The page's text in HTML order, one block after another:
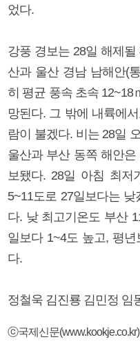
었다.
강풍 경보는 28일 해제
산과 울산 경남 남해안(
히 평균 풍속 초속 12~18
망된다. 그 밖에 내륙에
람이 불겠다. 비는 28일
울산과 부산 동쪽 해안
보됐다. 28일 아침 최
5~11도로 27일보다는
다. 낮 최고기온도 부산
일보다 1~4도 높고, 평
다.
정철욱 김진룡 김민정 임
ⓒ국제신문